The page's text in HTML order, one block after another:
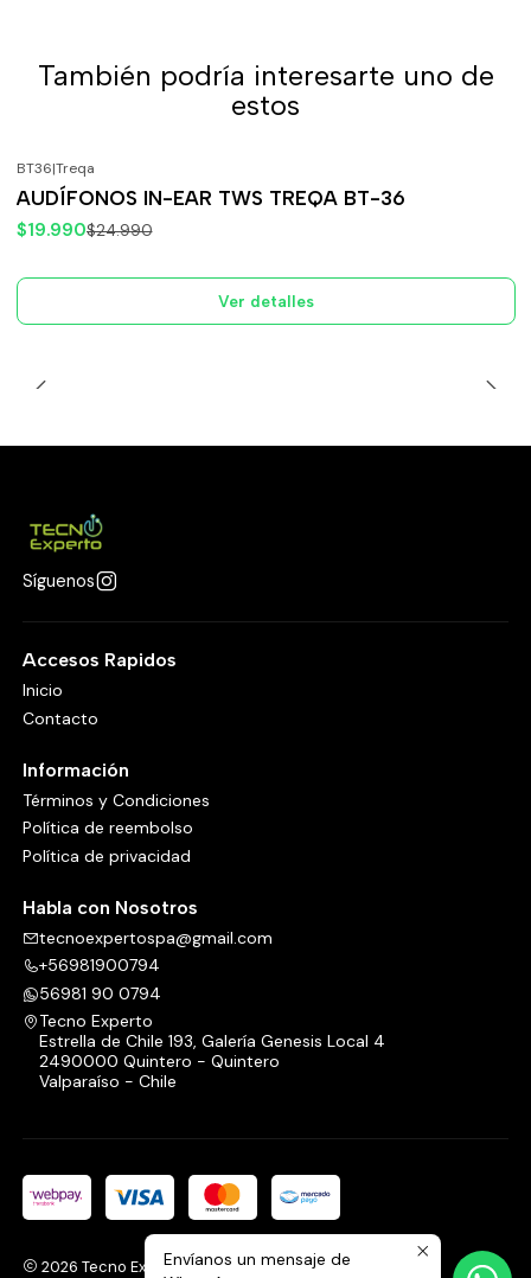
También podría interesarte uno de
estos
-20%
OFF
Agotado
BT36|Treqa
AUDÍFONOS IN-EAR TWS TREQA BT-36
$19.990$24.990
Ver detalles
Síguenos
Accesos Rapidos
Inicio
Contacto
Información
Términos y Condiciones
Política de reembolso
Política de privacidad
Habla con Nosotros
tecnoexpertospa@gmail.com
+56981900794
56981 90 0794
Tecno Experto
Estrella de Chile 193, Galería Genesis Local 4
2490000 Quintero - Quintero
Valparaíso - Chile
2026 Tecno Experto.Envíanos un mensaje de